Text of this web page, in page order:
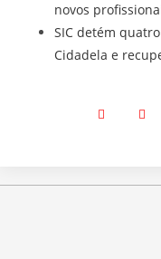
novos
SIC detém
Cidadela e